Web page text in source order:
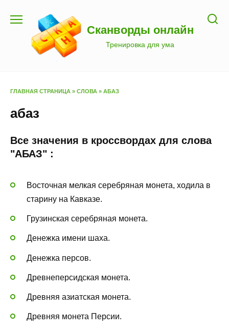
содержанию
Сканворды онлайн
Тренировка для ума
ГЛАВНАЯ СТРАНИЦА » СЛОВА » АБАЗ
абаз
Все значения в кроссвордах для слова
"АБАЗ" :
Восточная мелкая серебряная монета, ходила в
старину на Кавказе.
Грузинская серебряная монета.
Денежка имени шаха.
Денежка персов.
Древнеперсидская монета.
Древняя азиатская монета.
Древняя монета Персии.